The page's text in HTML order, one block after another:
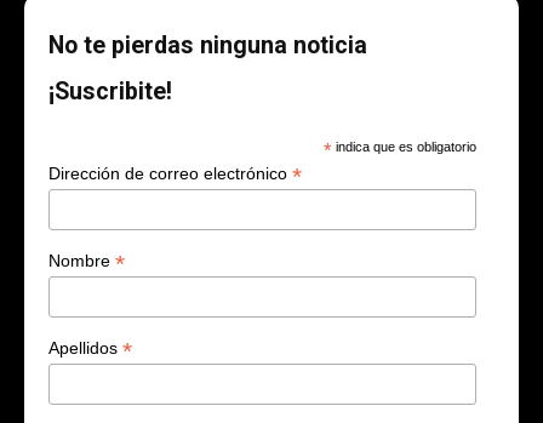
No te pierdas ninguna noticia
¡Suscribite!
* indica que es obligatorio
Dirección de correo electrónico *
Nombre *
Apellidos *